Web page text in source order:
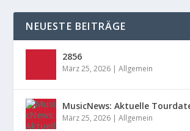
NEUESTE BEITRÄGE
2856
März 25, 2026 |Allgemein
MusicNews: Aktuelle
März 25, 2026 |Allgemein